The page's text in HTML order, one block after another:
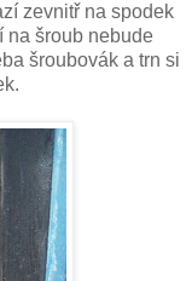
zevnitř na spodek
na šroub nebude
šroubovák a trn si